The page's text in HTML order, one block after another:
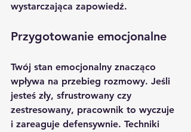
wystarczająca zapowiedź.
Przygotowanie emocjonalne
Twój stan emocjonalny znacząco
wpływa na przebieg rozmowy. Jeśli
jesteś zły, sfrustrowany czy
zestresowany, pracownik to wyczuje
i zareaguje defensywnie. Techniki